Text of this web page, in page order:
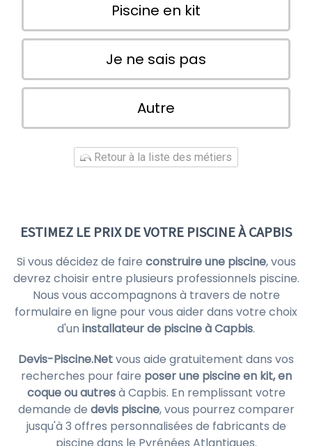
Piscine en kit
Je ne sais pas
Autre
Retour à la liste des métiers
ESTIMEZ LE PRIX DE VOTRE PISCINE À CAPBIS
Si vous décidez de faire construire une piscine, vous
devrez choisir entre plusieurs professionnels piscine.
Nous vous accompagnons à travers de notre
formulaire en ligne pour vous aider dans votre choix
d'un installateur de piscine à Capbis.
Devis-Piscine.Netvous aide gratuitement dans vos
recherches pour faire poser une piscine en kit, en
coque ou autresà Capbis. En remplissant votre
demande de devis piscine, vous pourrez comparer
jusqu'à 3 offres personnalisées de fabricants de